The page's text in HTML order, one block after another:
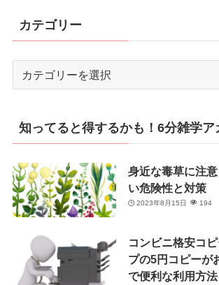
カテゴリー
リ
ー
知ってると得するかも！6分雑学ア
身近な毒草に注
い危険性と対策
2023年8月15日 194
コンビニ格安コ
プの5円コピーが
で便利な利用方